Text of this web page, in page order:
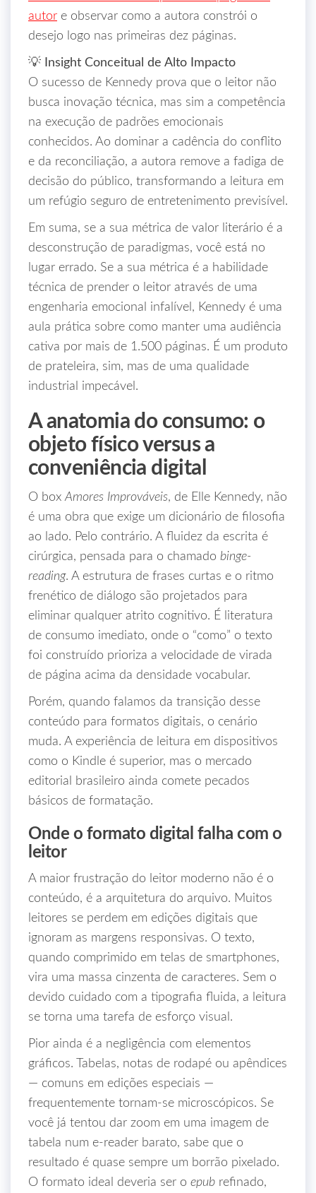
autor e observar como a autora constrói o
desejo logo nas primeiras dez páginas.
💡 Insight Conceitual de Alto Impacto
O sucesso de Kennedy prova que o leitor não
busca inovação técnica, mas sim a competência
na execução de padrões emocionais
conhecidos. Ao dominar a cadência do conflito
e da reconciliação, a autora remove a fadiga de
decisão do público, transformando a leitura em
um refúgio seguro de entretenimento previsível.
Em suma, se a sua métrica de valor literário é a
desconstrução de paradigmas, você está no
lugar errado. Se a sua métrica é a habilidade
técnica de prender o leitor através de uma
engenharia emocional infalível, Kennedy é uma
aula prática sobre como manter uma audiência
cativa por mais de 1.500 páginas. É um produto
de prateleira, sim, mas de uma qualidade
industrial impecável.
A anatomia do consumo: o
objeto físico versus a
conveniência digital
O boxAmores Improváveis, de Elle Kennedy, não
é uma obra que exige um dicionário de filosofia
ao lado. Pelo contrário. A fluidez da escrita é
cirúrgica, pensada para o chamado binge-
reading. A estrutura de frases curtas e o ritmo
frenético de diálogo são projetados para
eliminar qualquer atrito cognitivo. É literatura
de consumo imediato, onde o “como” o texto
foi construído prioriza a velocidade de virada
de página acima da densidade vocabular.
Porém, quando falamos da transição desse
conteúdo para formatos digitais, o cenário
muda. A experiência de leitura em dispositivos
como o Kindle é superior, mas o mercado
editorial brasileiro ainda comete pecados
básicos de formatação.
Onde o formato digital falha com o
leitor
A maior frustração do leitor moderno não é o
conteúdo, é a arquitetura do arquivo. Muitos
leitores se perdem em edições digitais que
ignoram as margens responsivas. O texto,
quando comprimido em telas de smartphones,
vira uma massa cinzenta de caracteres. Sem o
devido cuidado com a tipografia fluida, a leitura
se torna uma tarefa de esforço visual.
Pior ainda é a negligência com elementos
gráficos. Tabelas, notas de rodapé ou apêndices
— comuns em edições especiais —
frequentemente tornam-se microscópicos. Se
você já tentou dar zoom em uma imagem de
tabela num e-reader barato, sabe que o
resultado é quase sempre um borrão pixelado.
O formato ideal deveria ser o epub refinado,